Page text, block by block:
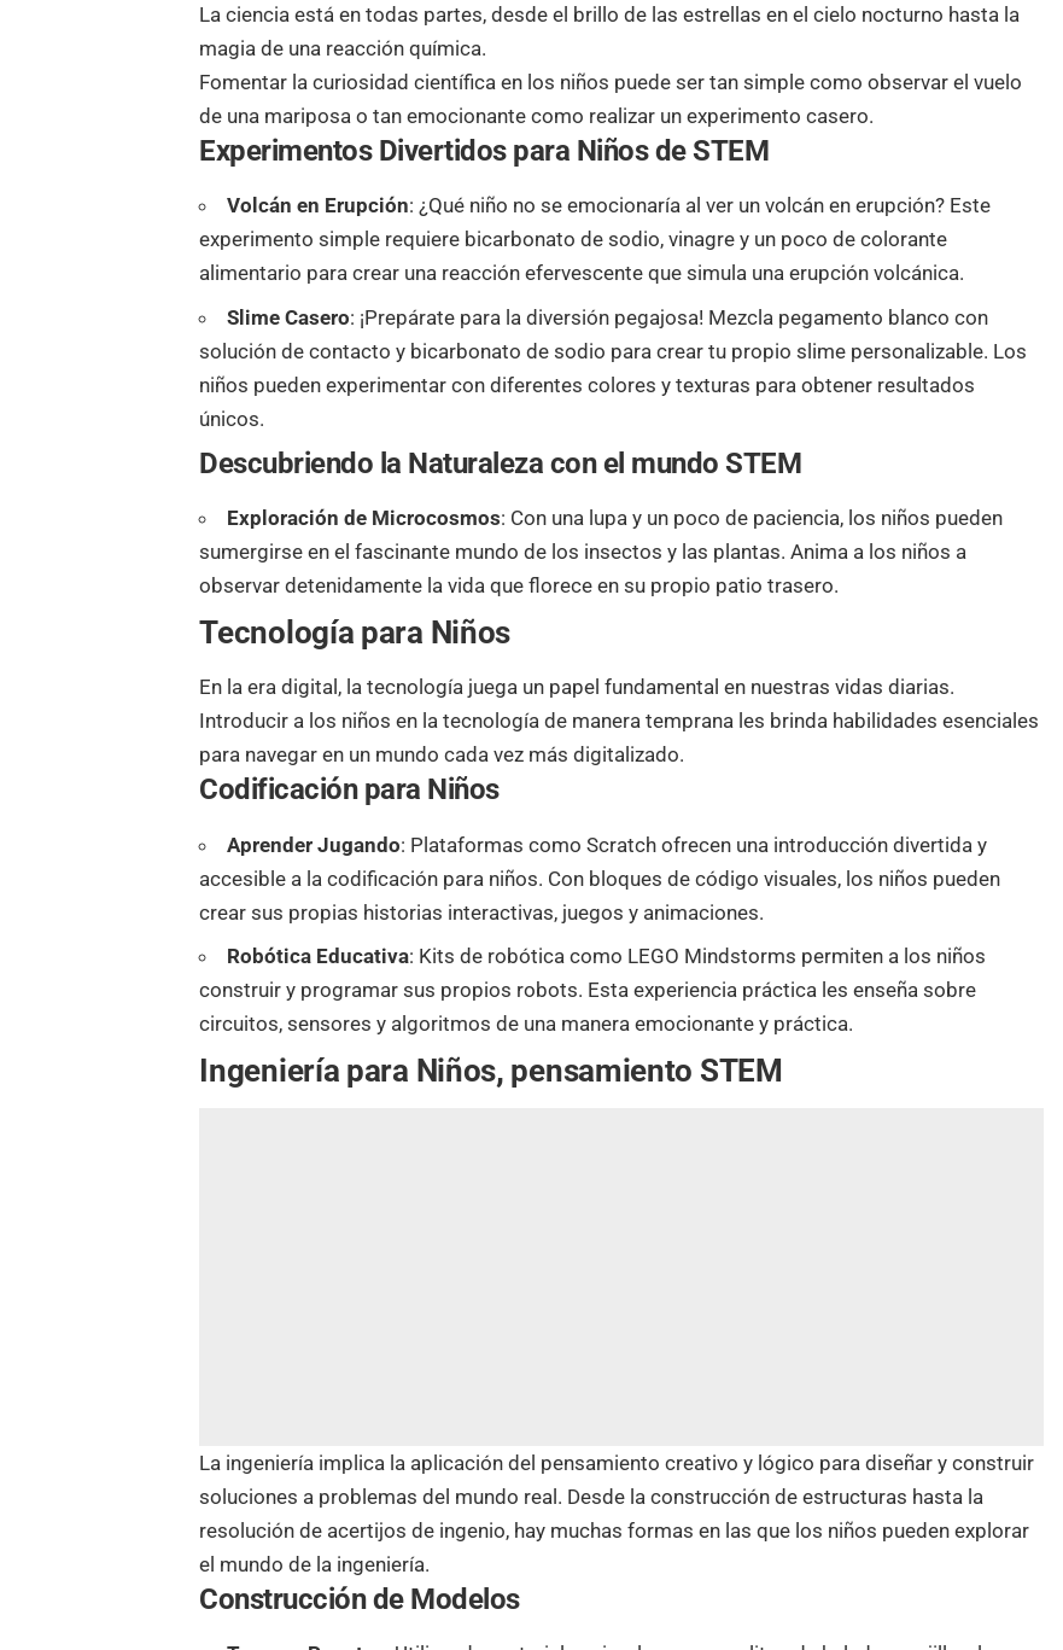
La ciencia está en todas partes, desde el brillo de las estrellas en el cielo nocturno hasta la
magia de una reacción química.
Fomentar la curiosidad científica en los niños puede ser tan simple como observar el vuelo
de una mariposa o tan emocionante como realizar un experimento casero.
Experimentos Divertidos para Niños de STEM
Volcán en Erupción: ¿Qué niño no se emocionaría al ver un volcán en erupción? Este
experimento simple requiere bicarbonato de sodio, vinagre y un poco de colorante
alimentario para crear una reacción efervescente que simula una erupción volcánica.
Slime Casero: ¡Prepárate para la diversión pegajosa! Mezcla pegamento blanco con
solución de contacto y bicarbonato de sodio para crear tu propio slime personalizable. Los
niños pueden experimentar con diferentes colores y texturas para obtener resultados
únicos.
Descubriendo la Naturaleza con el mundo STEM
Exploración de Microcosmos: Con una lupa y un poco de paciencia, los niños pueden
sumergirse en el fascinante mundo de los insectos y las plantas. Anima a los niños a
observar detenidamente la vida que florece en su propio patio trasero.
Tecnología para Niños
En la era digital, la tecnología juega un papel fundamental en nuestras vidas diarias.
Introducir a los niños en la tecnología de manera temprana les brinda habilidades esenciales
para navegar en un mundo cada vez más digitalizado.
Codificación para Niños
Aprender Jugando: Plataformas como Scratch ofrecen una introducción divertida y
accesible a la codificación para niños. Con bloques de código visuales, los niños pueden
crear sus propias historias interactivas, juegos y animaciones.
Robótica Educativa: Kits de robótica como LEGO Mindstorms permiten a los niños
construir y programar sus propios robots. Esta experiencia práctica les enseña sobre
circuitos, sensores y algoritmos de una manera emocionante y práctica.
Ingeniería para Niños, pensamiento STEM
La ingeniería implica la aplicación del pensamiento creativo y lógico para diseñar y construir
soluciones a problemas del mundo real. Desde la construcción de estructuras hasta la
resolución de acertijos de ingenio, hay muchas formas en las que los niños pueden explorar
el mundo de la ingeniería.
Construcción de Modelos